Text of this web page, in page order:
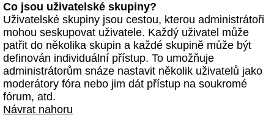
Co jsou uživatelské skupiny?
Uživatelské skupiny jsou cestou, kterou administrátoři
mohou seskupovat uživatele. Každý uživatel může
patřit do několika skupin a každé skupině může být
definován individuální přístup. To umožňuje
administrátorům snáze nastavit několik uživatelů jako
moderátory fóra nebo jim dát přístup na soukromé
fórum, atd.
Návrat nahoru